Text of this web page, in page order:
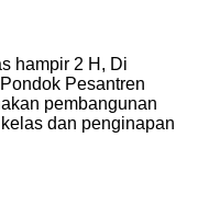
hampir 2 H, Di
Pesantren
pembangunan
dan penginapan